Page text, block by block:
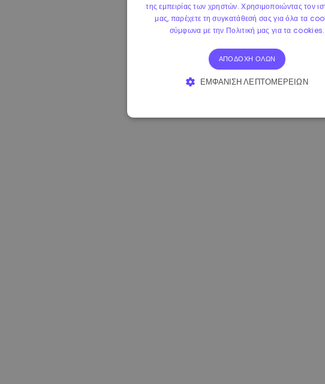
0.080659000 € -4.80%
της εμπειρίας των χρηστών. Χρησιμοποιώντας τον
μας, παρέχετε τη συγκατάθεσή σας για όλα τα
σύμφωνα με την Πολιτική μας για τα cookies.
ΑΠΟΔΟΧΉ ΌΛΩΝ
ΕΜΦΆΝΙΣΗ ΛΕΠΤΟΜΕΡΕΙΏΝ